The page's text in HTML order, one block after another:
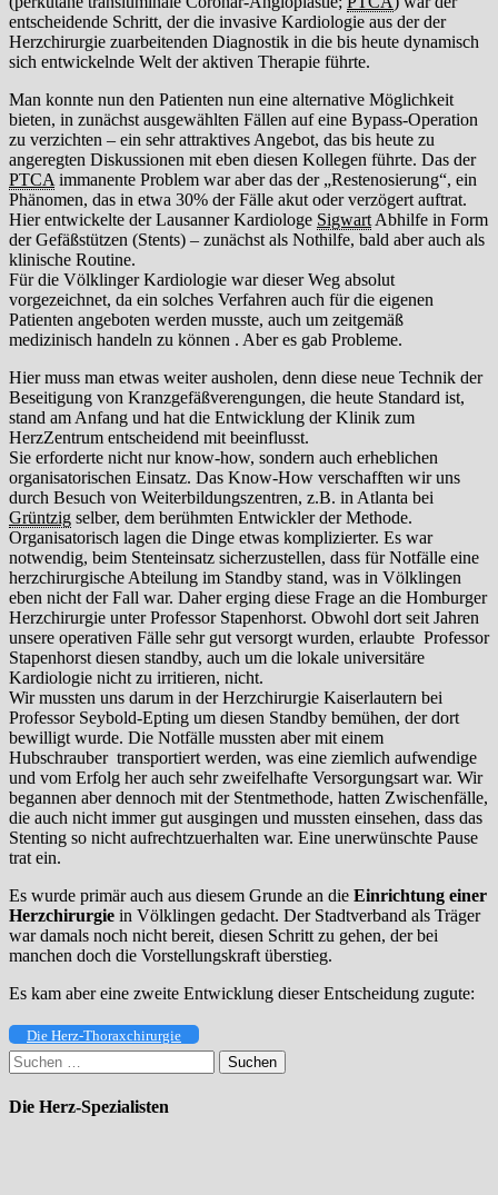
entscheidende Schritt, der die invasive Kardiologie aus der der
Herzchirurgie zuarbeitenden Diagnostik in die bis heute dynamisch
sich entwickelnde Welt der aktiven Therapie führte.
Man konnte nun den Patienten nun eine alternative Möglichkeit
bieten, in zunächst ausgewählten Fällen auf eine Bypass-Operation
zu verzichten – ein sehr attraktives Angebot, das bis heute zu
angeregten Diskussionen mit eben diesen Kollegen führte. Das der
PTCA immanente Problem war aber das der „Restenosierung“, ein
Phänomen, das in etwa 30% der Fälle akut oder verzögert auftrat.
Hier entwickelte der Lausanner Kardiologe Sigwart Abhilfe in Form
der Gefäßstützen (Stents) – zunächst als Nothilfe, bald aber auch als
klinische Routine.
Für die Völklinger Kardiologie war dieser Weg absolut
vorgezeichnet, da ein solches Verfahren auch für die eigenen
Patienten angeboten werden musste, auch um zeitgemäß
medizinisch handeln zu können . Aber es gab Probleme.
Hier muss man etwas weiter ausholen, denn diese neue Technik der
Beseitigung von Kranzgefäßverengungen, die heute Standard ist,
stand am Anfang und hat die Entwicklung der Klinik zum
HerzZentrum entscheidend mit beeinflusst.
Sie erforderte nicht nur know-how, sondern auch erheblichen
organisatorischen Einsatz. Das Know-How verschafften wir uns
durch Besuch von Weiterbildungszentren, z.B. in Atlanta bei
Grüntzig selber, dem berühmten Entwickler der Methode.
Organisatorisch lagen die Dinge etwas komplizierter. Es war
notwendig, beim Stenteinsatz sicherzustellen, dass für Notfälle eine
herzchirurgische Abteilung im Standby stand, was in Völklingen
eben nicht der Fall war. Daher erging diese Frage an die Homburger
Herzchirurgie unter Professor Stapenhorst. Obwohl dort seit Jahren
unsere operativen Fälle sehr gut versorgt wurden, erlaubte Professor
Stapenhorst diesen standby, auch um die lokale universitäre
Kardiologie nicht zu irritieren, nicht.
Wir mussten uns darum in der Herzchirurgie Kaiserlautern bei
Professor Seybold-Epting um diesen Standby bemühen, der dort
bewilligt wurde. Die Notfälle mussten aber mit einem
Hubschrauber transportiert werden, was eine ziemlich aufwendige
und vom Erfolg her auch sehr zweifelhafte Versorgungsart war. Wir
begannen aber dennoch mit der Stentmethode, hatten Zwischenfälle,
die auch nicht immer gut ausgingen und mussten einsehen, dass das
Stenting so nicht aufrechtzuerhalten war. Eine unerwünschte Pause
trat ein.
Es wurde primär auch aus diesem Grunde an die Einrichtung einer
Herzchirurgie in Völklingen gedacht. Der Stadtverband als Träger
war damals noch nicht bereit, diesen Schritt zu gehen, der bei
manchen doch die Vorstellungskraft überstieg.
Es kam aber eine zweite Entwicklung dieser Entscheidung zugute:
Die Herz-Thoraxchirurgie
Suchen
nach:
Die Herz-Spezialisten